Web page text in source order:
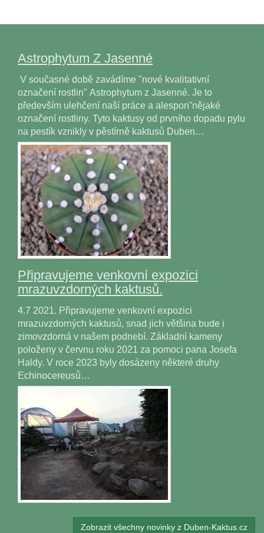
Astrophytum Z Jasenné
V současné době zavádíme "nové kvalitativní
označení rostlin" Astrophytum z Jasenné. Je to
především ulehčení naší práce a alesponˇnějaké
označení rostliny. Tyto kaktusy od prvního dopadu pylu
na pestík vznikly v pěstírně kaktusů Duben…
Připravujeme venkovní expozici
mrazuvzdorných kaktusů.
4.7 2021. Připravujeme venkovní expozici
mrazuvzdorných kaktusů, snad jich většina bude i
zimovzdorná v našem podnebí. Základní kameny
položeny v červnu roku 2021 za pomoci pana Josefa
Haldy. V roce 2023 byly dosázeny některé druhy
Echinocereusů…
Zobrazit všechny novinky z Duben-Kaktus.cz